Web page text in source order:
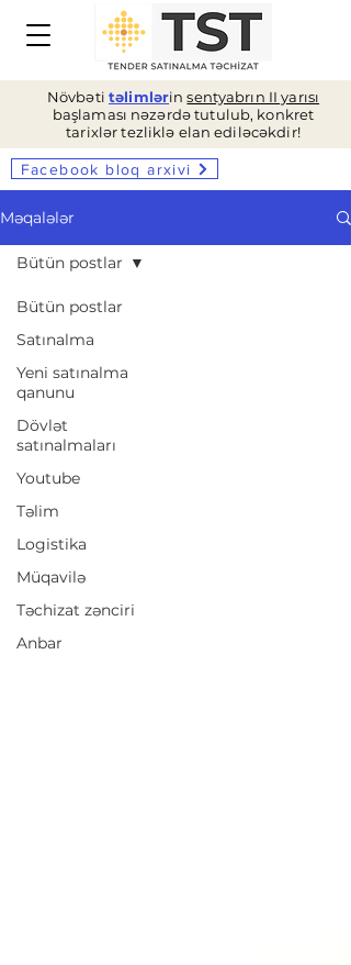
Növbəti təlimlərinsentyabrın II yarısı
başlaması nəzərdə tutulub, konkret
tarixlər tezliklə elan ediləcəkdir!
Facebook bloq arxivi
Məqalələr
Bütün postlar
Satınalma
Yeni satınalma
qanunu
Dövlət
satınalmaları
Youtube
Təlim
Logistika
Müqavilə
Təchizat zənciri
Anbar
Bütün postlar